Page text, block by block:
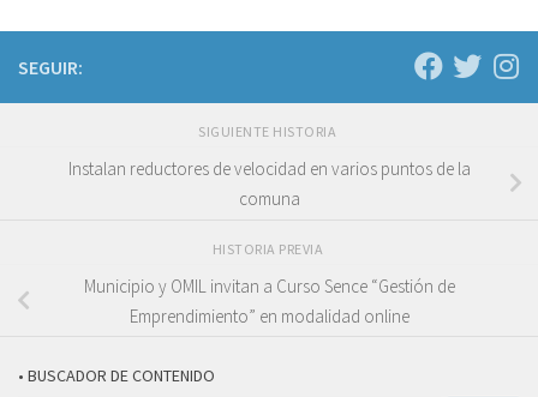
SEGUIR:
SIGUIENTE HISTORIA
Instalan reductores de velocidad en varios puntos de la
comuna
HISTORIA PREVIA
Municipio y OMIL invitan a Curso Sence “Gestión de
Emprendimiento” en modalidad online
• BUSCADOR DE CONTENIDO